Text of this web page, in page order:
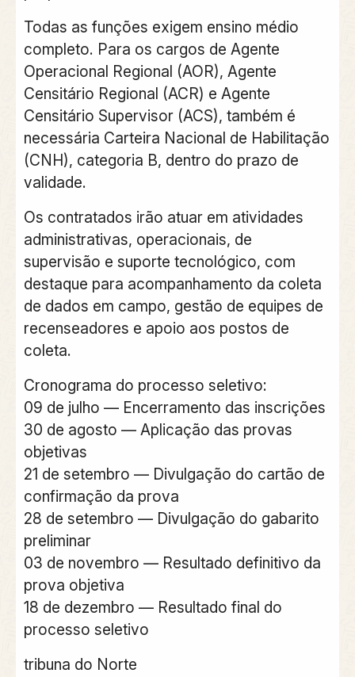
Todas as funções exigem ensino médio
completo. Para os cargos de Agente
Operacional Regional (AOR), Agente
Censitário Regional (ACR) e Agente
Censitário Supervisor (ACS), também é
necessária Carteira Nacional de Habilitação
(CNH), categoria B, dentro do prazo de
validade.
Os contratados irão atuar em atividades
administrativas, operacionais, de
supervisão e suporte tecnológico, com
destaque para acompanhamento da coleta
de dados em campo, gestão de equipes de
recenseadores e apoio aos postos de
coleta.
Cronograma do processo seletivo:
09 de julho — Encerramento das inscrições
30 de agosto — Aplicação das provas
objetivas
21 de setembro — Divulgação do cartão de
confirmação da prova
28 de setembro — Divulgação do gabarito
preliminar
03 de novembro — Resultado definitivo da
prova objetiva
18 de dezembro — Resultado final do
processo seletivo
tribuna do Norte